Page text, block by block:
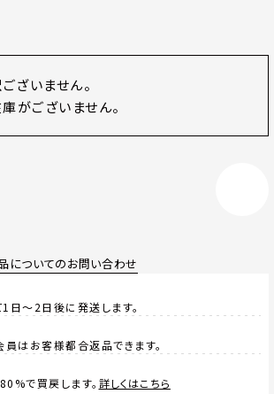
ざいません。
がございません。
についてのお問い合わせ
日～2日後に発送します。
員はお客様都合返品できます。
で買戻します。 詳しくはこちら